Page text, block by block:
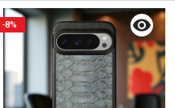
-8%